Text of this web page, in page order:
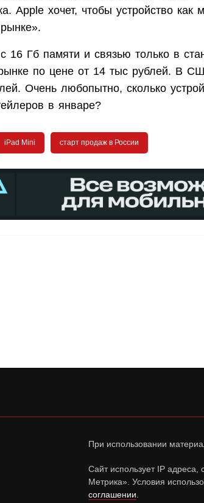
Apple хочет, чтобы устройство как
16 Гб памяти и связью только в
по цене от 14 тыс рублей. В
Очень любопытно, сколько
в январе?
iPad Mini старт продаж в России
При использовании
Сайт использует IP адреса,
Метрика». Условия
соглашении